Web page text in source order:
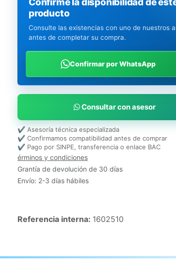
producto
Consulte las existencias con uno de nuestros
antes de completar su compra.
Confirmar por WhatsApp
Consultar con asesor
✔ Asesoría técnica especializada
✔ Confirmamos compatibilidad antes de comprar
✔ Pago por SINPE, transferencia o enlace BAC
érminos y condiciones
Grantía de devolución de 30 días
Envío: 2-3 días hábiles
Referencia interna: 1602510